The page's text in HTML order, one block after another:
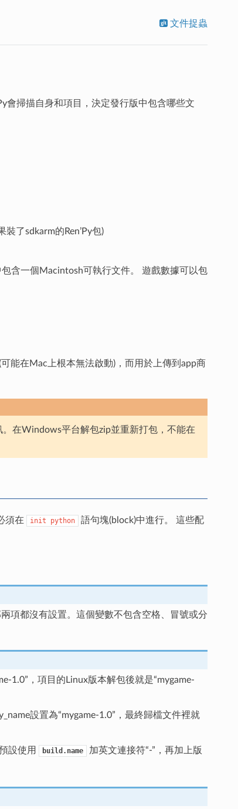
文件捉蟲
會掃描自身和項目，決定發行版中包含哪些文
了sdkarm的Ren’Py包)
含一個Macintosh可執行文件。 遊戲數據可以包
能在Mac上根本無法啟動)，而用於上傳到app商
。在Windows平台解包zip並重新打包，不能在
須在 init python
語句塊(block)中進行。 這些配
項都沒有設置。這個變數不包含空格、冒號或分
1.0”，項目的Linux版本解包後就是“mygame-
設置為“mygame-1.0”，最終歸檔文件裡就
設使用 build.name
加英文連接符“-”，再加上版